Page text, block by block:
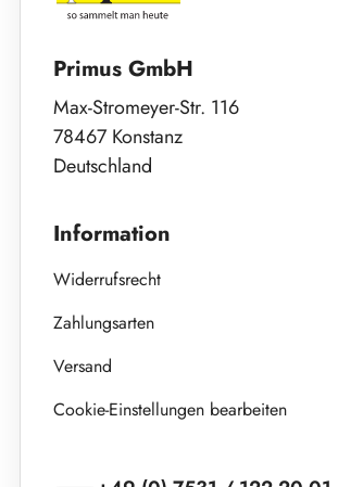
Primus GmbH
Max-Stromeyer-Str. 116
78467 Konstanz
Deutschland
Information
Widerrufsrecht
Zahlungsarten
Versand
Cookie-Einstellungen bearbeiten